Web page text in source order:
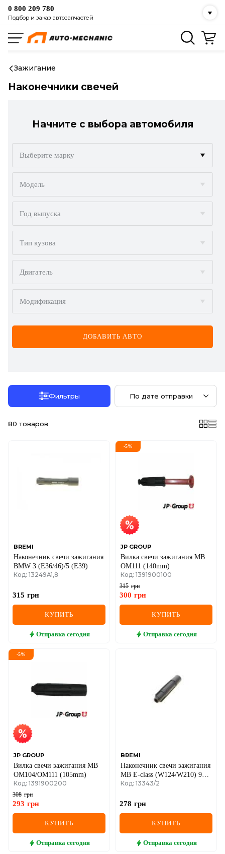
0 800 209 780
Подбор и заказ автозапчастей
Зажигание
Наконечники свечей
Начните с выбора автомобиля
Выберите марку
ALFA ROMEO
AUDI
BMW
BYD
CADILLAC
CHERY
CHEVROLET
CHRYSLER
GMC
GREAT WALL
HAVAL
IVECO
JEEP
LANCIA
LAND ROVER
LEXUS
LINCOLN
Модель
Год выпуска
Тип кузова
Двигатель
Модификация
ДОБАВИТЬ АВТО
Фильтры По дате отправки
80 товаров
BREMI
Наконечник свечи зажигания
BMW 3 (E36/46)/5 (E39)
Код: 13249A1,8
315 грн
КУПИТЬ
Отправка сегодня
-5%
JP GROUP
Вилка свечи зажигания MB
OM111 (140mm)
Код: 1391900100
315 грн
300 грн
КУПИТЬ
Отправка сегодня
-5%
JP GROUP
Вилка свечи зажигания MB
OM104/OM111 (105mm)
Код: 1391900200
308 грн
293 грн
КУПИТЬ
Отправка сегодня
BREMI
Наконечник свечи зажигания
MB E-class (W124/W210) 93-
03/ Sprinter 95-06 (M111)
Код: 13343/2
278 грн
КУПИТЬ
Отправка сегодня